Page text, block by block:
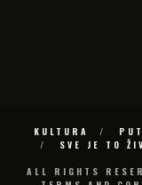
KULTURA
SVE JE TO
ALL RIGHTS